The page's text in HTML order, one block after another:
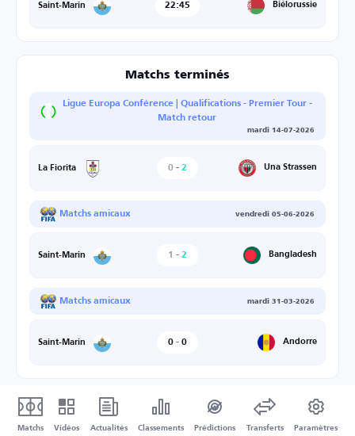
Saint-Marin 22:45 Biélorussie
Matchs terminés
Ligue Europa Conférence | Qualifications - Premier Tour -
Match retour
mardi 14-07-2026
La Fiorita 0 - 2 Una Strassen
Matchs amicaux vendredi 05-06-2026
Saint-Marin 1 - 2 Bangladesh
Matchs amicaux mardi 31-03-2026
Saint-Marin 0 - 0 Andorre
Matchs Vidéos Actualités Classements Prédictions Transferts Paramètres